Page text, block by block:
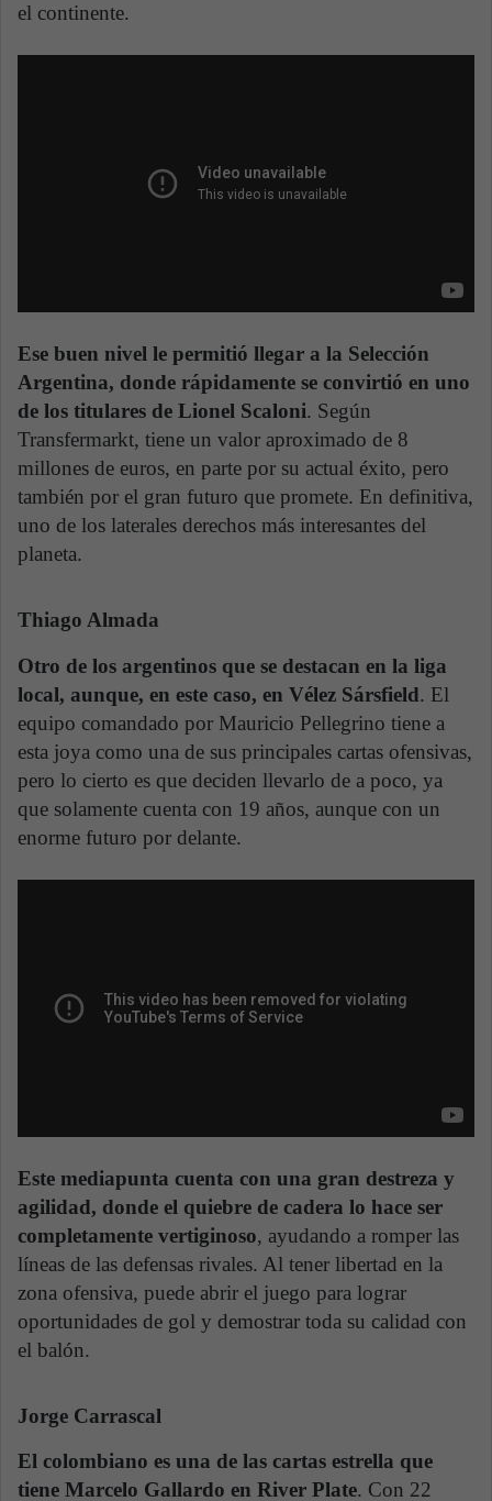
el continente.
Ese buen nivel le permitió llegar a la Selección
Argentina, donde rápidamente se convirtió en uno
de los titulares de Lionel Scaloni. Según
Transfermarkt, tiene un valor aproximado de 8
millones de euros, en parte por su actual éxito, pero
también por el gran futuro que promete. En definitiva,
uno de los laterales derechos más interesantes del
planeta.
Thiago Almada
Otro de los argentinos que se destacan en la liga
local, aunque, en este caso, en Vélez Sársfield. El
equipo comandado por Mauricio Pellegrino tiene a
esta joya como una de sus principales cartas ofensivas,
pero lo cierto es que deciden llevarlo de a poco, ya
que solamente cuenta con 19 años, aunque con un
enorme futuro por delante.
Este mediapunta cuenta con una gran destreza y
agilidad, donde el quiebre de cadera lo hace ser
completamente vertiginoso, ayudando a romper las
líneas de las defensas rivales. Al tener libertad en la
zona ofensiva, puede abrir el juego para lograr
oportunidades de gol y demostrar toda su calidad con
el balón.
Jorge Carrascal
El colombiano es una de las cartas estrella que
tiene Marcelo Gallardo en River Plate. Con 22